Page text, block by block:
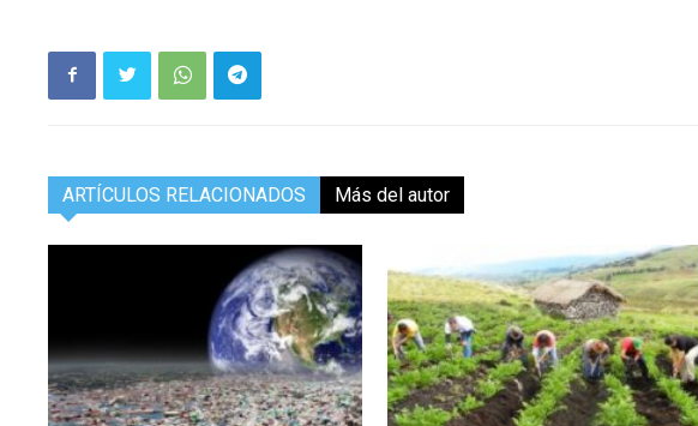
ARTÍCULOS RELACIONADOS Más del autor